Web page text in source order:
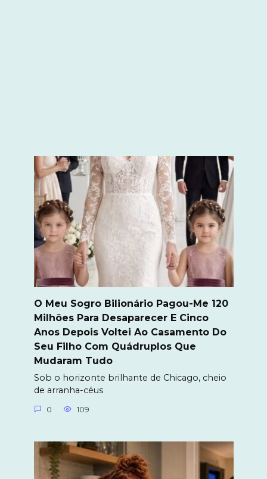
O Meu Sogro Bilionário Pagou-Me 120
Milhões Para Desaparecer E Cinco
Anos Depois Voltei Ao Casamento Do
Seu Filho Com Quádruplos Que
Mudaram Tudo
Sob o horizonte brilhante de Chicago, cheio
de arranha-céus
0 109